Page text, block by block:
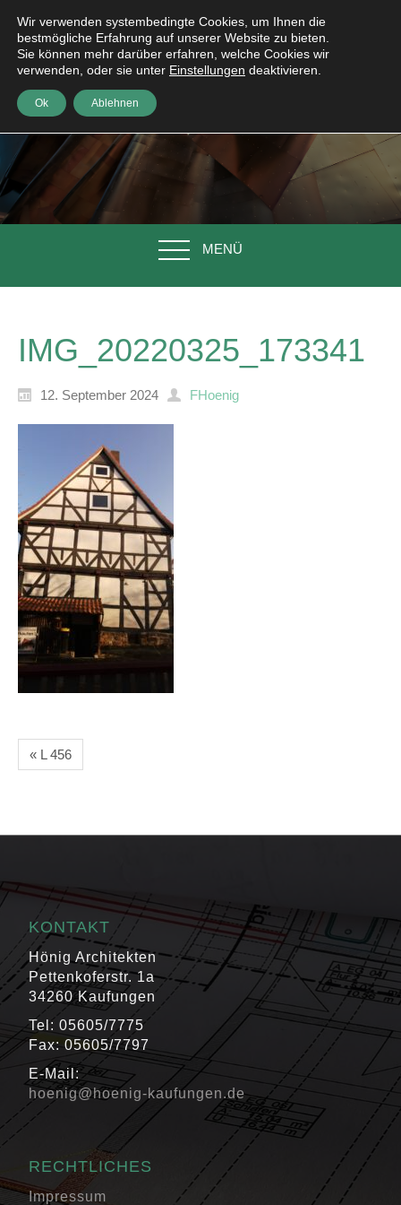
MENÜ
IMG_20220325_173341
12. September 2024 FHoenig
« L 456
KONTAKT
Hönig Architekten
Pettenkoferstr. 1a
34260 Kaufungen
Tel: 05605/7775
Fax: 05605/7797
E-Mail:
hoenig@hoenig-kaufungen.de
RECHTLICHES
Impressum
Wir verwenden systembedingte Cookies, um Ihnen die
bestmögliche Erfahrung auf unserer Website zu bieten.
Sie können mehr darüber erfahren, welche Cookies wir
verwenden, oder sie unter Einstellungen deaktivieren.
Ok Ablehnen